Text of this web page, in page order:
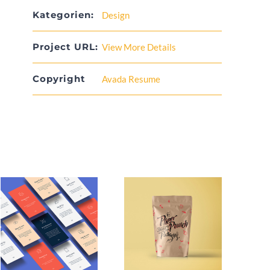
Kategorien: Design
Project URL: View More Details
Copyright Avada Resume